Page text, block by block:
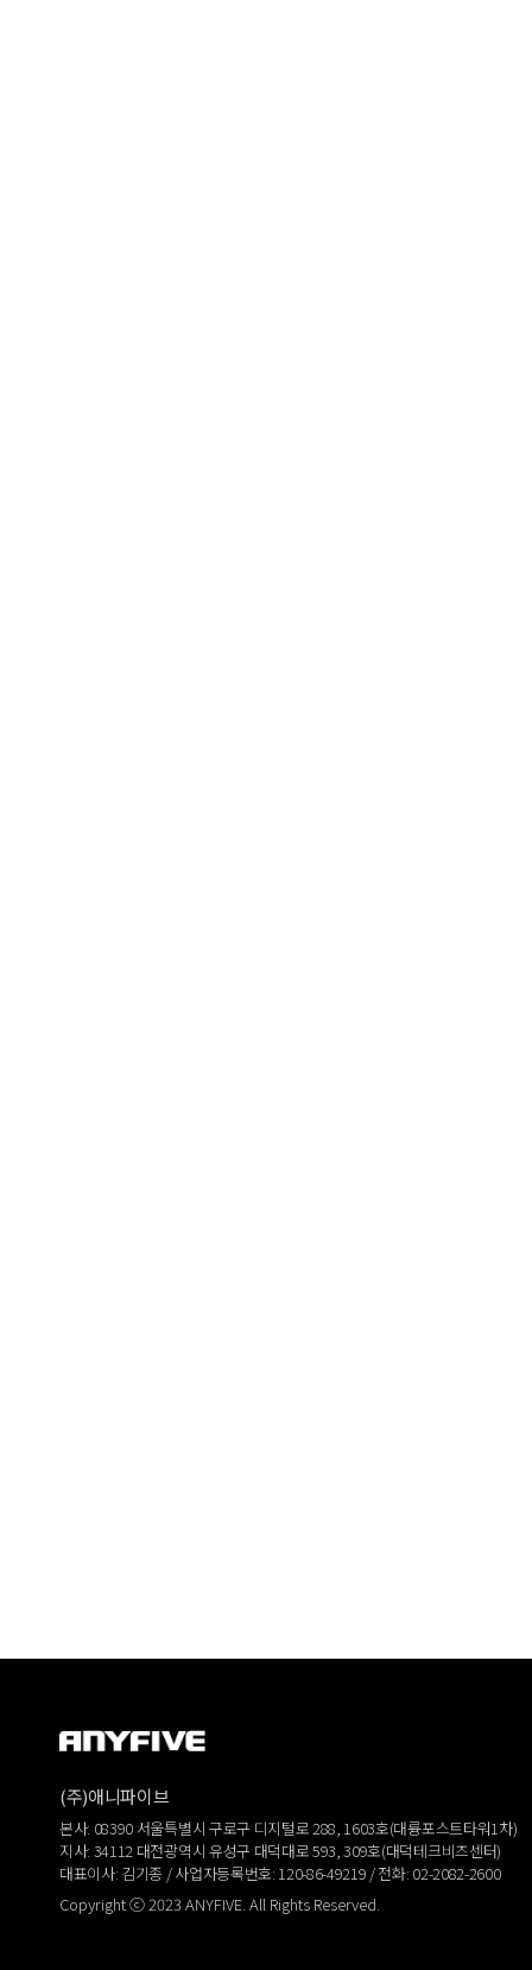
(주)애니파이브
본사: 08390 서울특별시 구로구 디지털로 288, 1603호(대륭포스트타워1차)
지사: 34112 대전광역시 유성구 대덕대로 593, 309호(대덕테크비즈센터)
대표이사: 김기종 / 사업자등록번호: 120-86-49219 / 전화: 02-2082-2600
Copyright ⓒ 2023 ANYFIVE. All Rights Reserved.